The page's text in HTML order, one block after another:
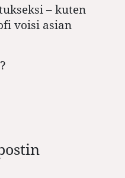
– kuten
voisi asian